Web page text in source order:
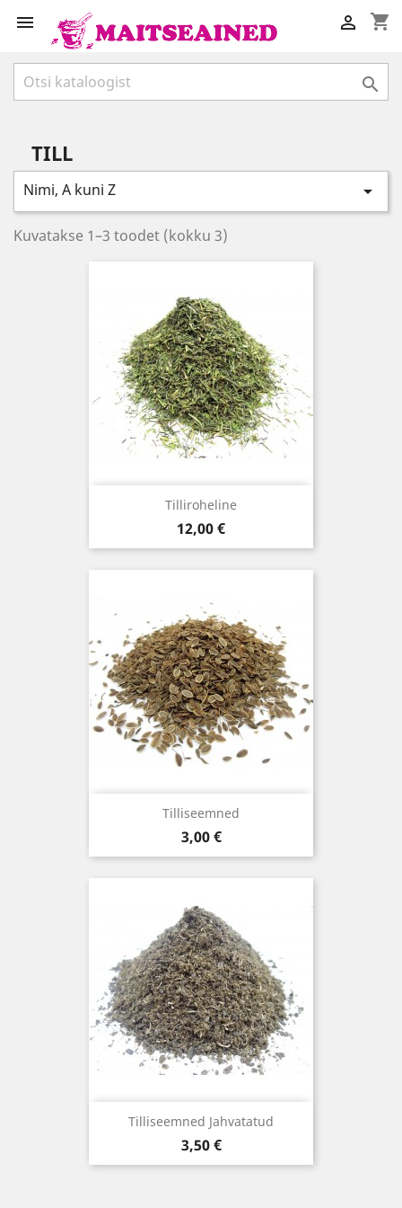
 shopping_cart


TILL
Nimi, A kuni Z 
Kuvatakse 1–3 toodet (kokku 3)
Tilliroheline
Hind
12,00 €
Tilliseemned
Hind
3,00 €
Tilliseemned Jahvatatud
Hind
3,50 €